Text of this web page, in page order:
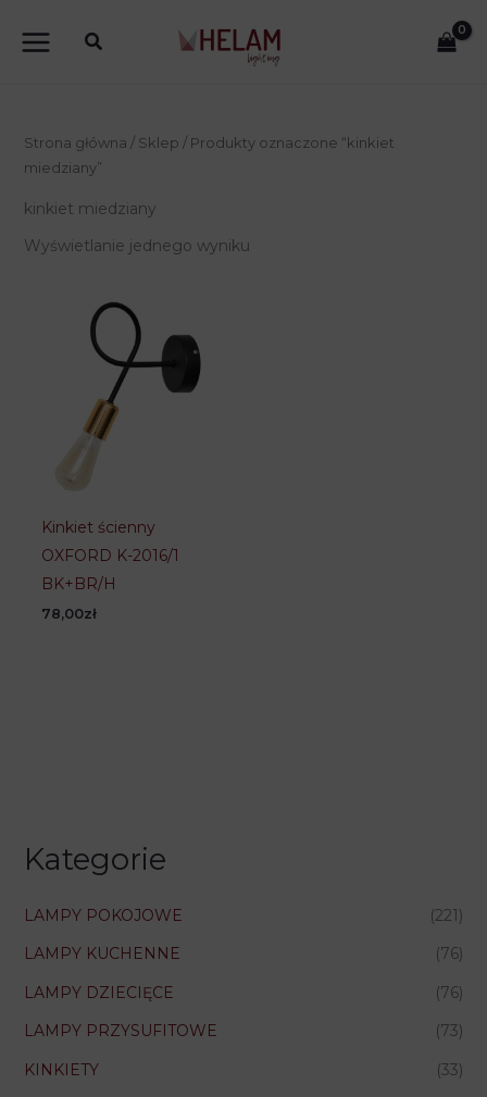
Kategorie
LAMPY POKOJOWE
(221)
LAMPY KUCHENNE
(76)
LAMPY DZIECIĘCE
(76)
LAMPY PRZYSUFITOWE
(73)
KINKIETY
(33)
Strona główna / Sklep / Produkty oznaczone “kinkiet
miedziany”
kinkiet miedziany
Wyświetlanie jednego wyniku
Kinkiet ścienny
OXFORD K-2016/1
BK+BR/H
78,00zł